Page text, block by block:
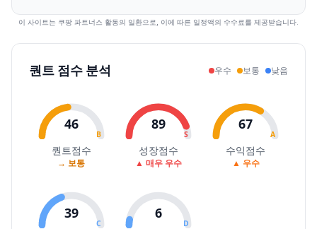
2026.07.28
7780778075007630-2.55 61801
2026.07.31
7230 7590
68323
2026.08.04
76608130 766080403.47
69598
2026.08.05
8180 8260 8070 8140 1.24
48452
2026.08.06
81408260 8010 8020-1.47
54661
2026.08.07
8140 8110 84605.49 131238
이 사이트는 쿠팡 파트너스 활동의 일환으로, 이에 따른 일정액의 수수료를 제공받습니다.
퀀트 점수 분석 우수 보통 낮음
46
B
퀀트점수
→ 보통
89
S
성장점수
▲ 매우 우수
67
A
수익점수
▲ 우수
39
C
6
D